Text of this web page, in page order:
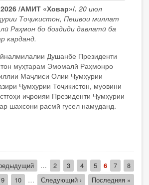
/АМИТ «Ховар»/. 20 июл
Тоҷикистон, Пешвои миллат
Раҳмон бо боздиди давлатӣ ба
карданд.
Душанбе Президенти
муҳтарам Эмомалӣ Раҳмонро
Маҷлиси Олии Ҷумҳурии
Ҷумҳурии Тоҷикистон, муовини
иҷроияи Президенти Ҷумҳурии
шахсони расмӣ гусел намуданд.
… Страница
2 Страница
3 Страница
4 Страница
5
Текущая
страница
6 Страница
7
8
Страница
9 Страница
10 …
Следующая
Следующий ›
Последняя
Последняя »